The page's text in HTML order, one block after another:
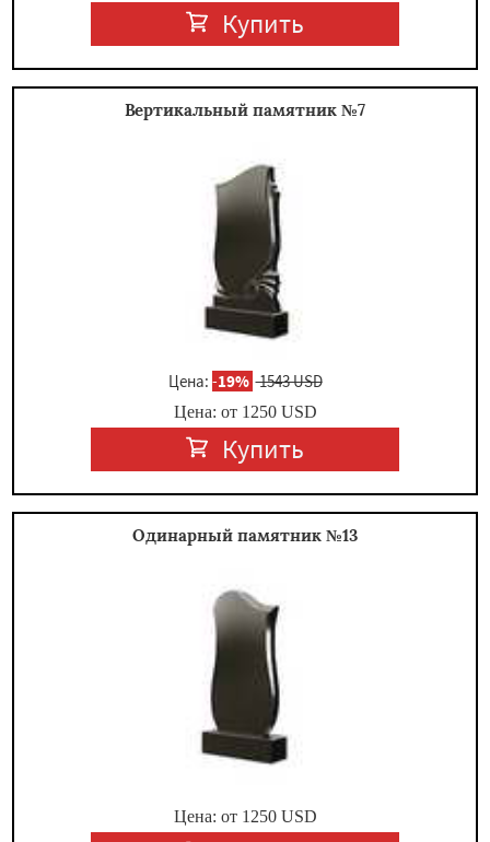
Купить
Вертикальный памятник №7
Цена: -19% 1543 USD
Цена: от 1250USD
Купить
Одинарный памятник №13
Цена: от 1250USD
Даю согласие на обработку персональных данных